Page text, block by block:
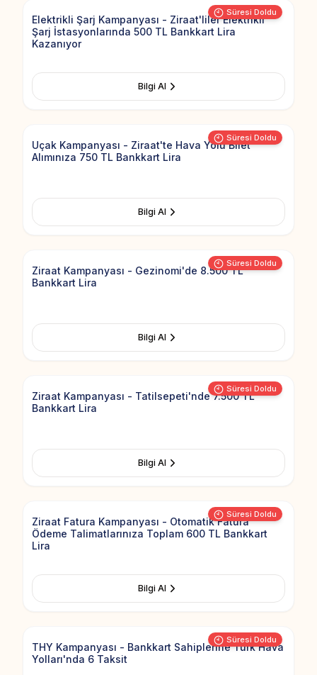
Süresi Doldu
Elektrikli Şarj Kampanyası - Ziraat'liler Elektrikli
Şarj İstasyonlarında 500 TL Bankkart Lira
Kazanıyor
Bilgi Al
Süresi Doldu
Add to
Uçak Kampanyası - Ziraat'te Hava Yolu Bilet
Alımınıza 750 TL Bankkart Lira
Bilgi Al
Süresi Doldu
Add to
Ziraat Kampanyası - Gezinomi'de 8.500 TL
Bankkart Lira
Bilgi Al
Süresi Doldu
Add to
Ziraat Kampanyası - Tatilsepeti'nde 7.500 TL
Bankkart Lira
Bilgi Al
Süresi Doldu
Add to
Ziraat Fatura Kampanyası - Otomatik Fatura
Ödeme Talimatlarınıza Toplam 600 TL Bankkart
Lira
Bilgi Al
Süresi Doldu
Add to
THY Kampanyası - Bankkart Sahiplerine Türk Hava
Yolları'nda 6 Taksit